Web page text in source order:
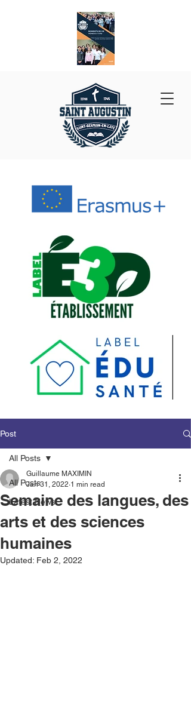
Post
All Posts
Latest News
All Posts
Semaine des langues, des
arts et des sciences
humaines
Guillaume MAXIMIN
Jan 31, 2022 1 min read
Updated: Feb 2, 2022